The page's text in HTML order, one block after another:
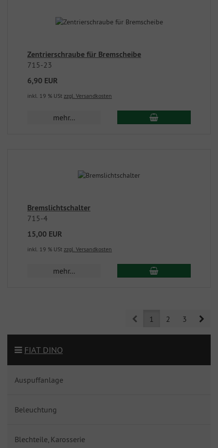
Zentrierschraube für Bremscheibe
715-23
6,90 EUR
inkl. 19 % USt zzgl. Versandkosten
mehr...
Bremslichtschalter
715-4
15,00 EUR
inkl. 19 % USt zzgl. Versandkosten
mehr...
Prev1 2 3
FIAT DINO
Auspuffanlage
Beleuchtung
Blechteile, Karosserie